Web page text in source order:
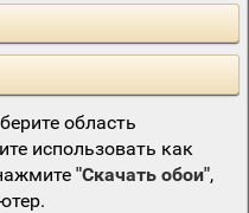
область
использовать как
"Скачать обои",